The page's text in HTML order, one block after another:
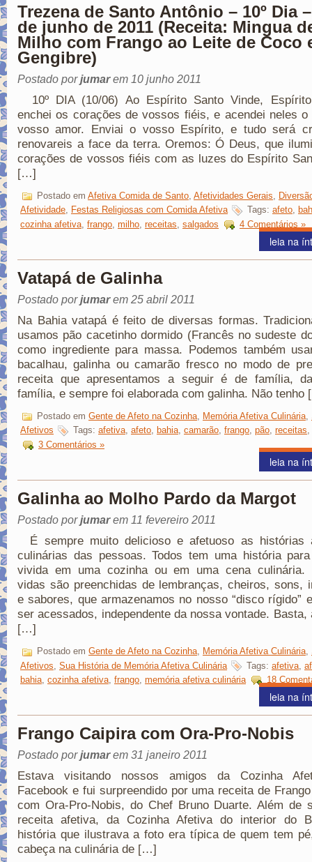
Trezena de Santo Antônio – 10º Dia
de junho de 2011 (Receita: Mingua
Milho com Frango ao Leite de Coco
Gengibre)
Postado porjumarem 10 junho 2011
10º DIA (10/06) Ao Espírito Santo Vinde,
enchei os corações de vossos fiéis, e acendei neles o
vosso amor. Enviai o vosso Espírito, e tudo será
renovareis a face da terra. Oremos: Ó Deus, que
corações de vossos fiéis com as luzes do Espírito
[…]
Postado em Afetiva Comida de Santo Afetividades Gerais
Afetividade, Festas Religiosas com Comida Afetiva Tags: afeto,
cozinha afetiva, frango, milho, receitas, salgados 4 Comentários »
leia na
Vatapá de Galinha
Postado porjumarem 25 abril 2011
Na Bahia vatapá é feito de diversas formas.
usamos pão cacetinho dormido (Francês no sudeste
como ingrediente para massa. Podemos também
bacalhau, galinha ou camarão fresco no modo de
receita que apresentamos a seguir é de família,
família, e sempre foi elaborada com galinha. Não
Postado em Gente de Afeto na Cozinha Memória Afetiva Culinária
Afetivos
Tags: afetiva, afeto, bahia, camarão, frango, pão, receitas,
3 Comentários »
leia na
Galinha ao Molho Pardo da Margot
Postado porjumarem 11 fevereiro 2011
É sempre muito delicioso e afetuoso as histórias
culinárias das pessoas. Todos tem uma história
vivida em uma cozinha ou em uma cena culinária.
vidas são preenchidas de lembranças, cheiros, sons,
e sabores, que armazenamos no nosso “disco rígido”
ser acessados, independente da nossa vontade. Basta,
[…]
Postado em Gente de Afeto na Cozinha Memória Afetiva Culinária
Afetivos Sua História de Memória Afetiva Culinária Tags: afetiva
bahia, cozinha afetiva, frango, memória afetiva culinária 18
leia na
Frango Caipira com Ora-Pro-Nobis
Postado porjumarem 31 janeiro 2011
Estava visitando nossos amigos da Cozinha
Facebook e fui surpreendido por uma receita de
com Ora-Pro-Nobis, do Chef Bruno Duarte. Além de
receita afetiva, da Cozinha Afetiva do interior do
história que ilustrava a foto era típica de quem tem
cabeça na culinária de […]